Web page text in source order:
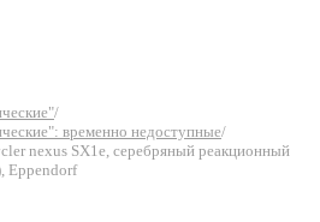
/
временно недоступные/
nexus SX1e, серебряный реакционный
Eppendorf